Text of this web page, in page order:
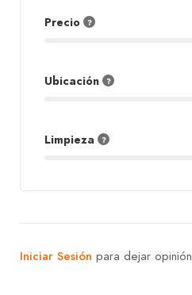
Precio
Ubicación
Limpieza
Iniciar Sesión para dejar opinión